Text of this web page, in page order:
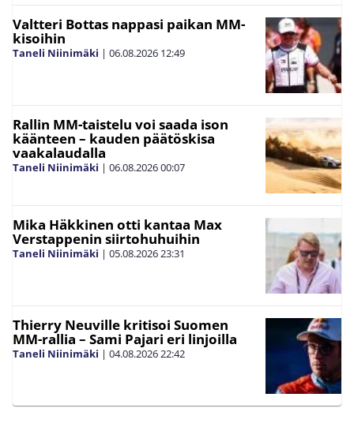
Valtteri Bottas nappasi paikan MM-
kisoihin
Taneli Niinimäki | 06.08.2026 12:49
Rallin MM-taistelu voi saada ison
käänteen – kauden päätöskisa
vaakalaudalla
Taneli Niinimäki | 06.08.202600:07
Mika Häkkinen otti kantaa Max
Verstappenin siirtohuhuihin
Taneli Niinimäki | 05.08.202623:31
Thierry Neuville kritisoi Suomen
MM-rallia – Sami Pajari eri linjoilla
Taneli Niinimäki | 04.08.202622:42